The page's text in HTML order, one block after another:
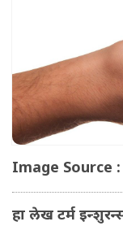
Image
हा लेख टर्म